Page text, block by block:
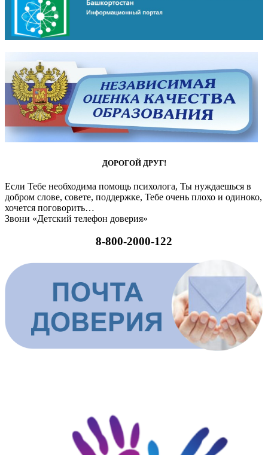
ДОРОГОЙ ДРУГ!
Если Тебе необходима помощь психолога, Ты нуждаешься в
добром слове, совете, поддержке, Тебе очень плохо и одиноко,
хочется поговорить…
Звони «Детский телефон доверия»
8-800-2000-122